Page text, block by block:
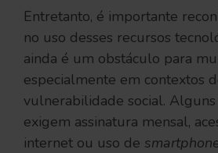
Entretanto, é importante
no uso desses recursos
ainda é um obstáculo para
especialmente em contextos
vulnerabilidade social.
exigem assinatura mensal,
internet ou uso de